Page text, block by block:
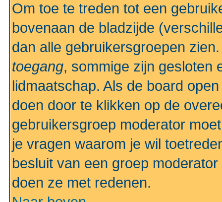
Om toe te treden tot een
bovenaan de bladzijde
dan alle gebruikersgroepen
toegang, sommige zijn gesloten
lidmaatschap. Als de board
doen door te klikken op de
gebruikersgroep moderator
je vragen waarom je wil
besluit van een groep
doen ze met redenen.